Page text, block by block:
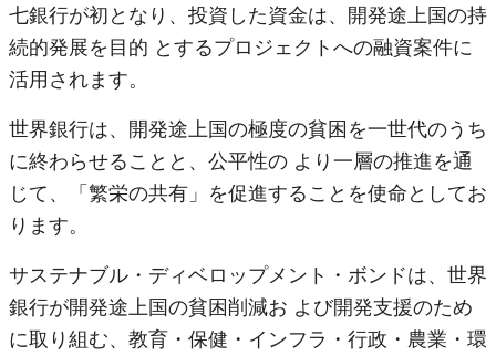
七銀行が初となり、投資した資金は、開発途上国の持
続的発展を目的 とするプロジェクトへの融資案件に
活用されます。
世界銀行は、開発途上国の極度の貧困を一世代のうち
に終わらせることと、公平性の より一層の推進を通
じて、「繁栄の共有」を促進することを使命としてお
ります。
サステナブル・ディベロップメント・ボンドは、世界
銀行が開発途上国の貧困削減お よび開発支援のため
に取り組む、教育・保健・インフラ・行政・農業・環